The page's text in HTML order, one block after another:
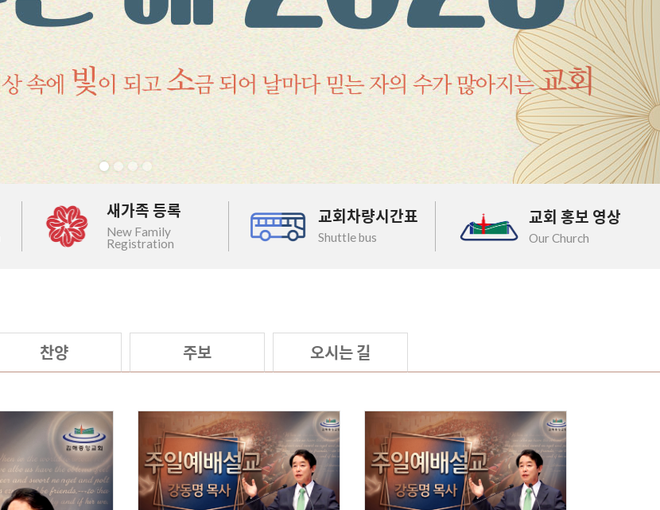
새가족 등록
New Family
Registration
교회차량시간표
Shuttle bus
교회 홍보 영상
Our Church
찬양 주보 오시는 길